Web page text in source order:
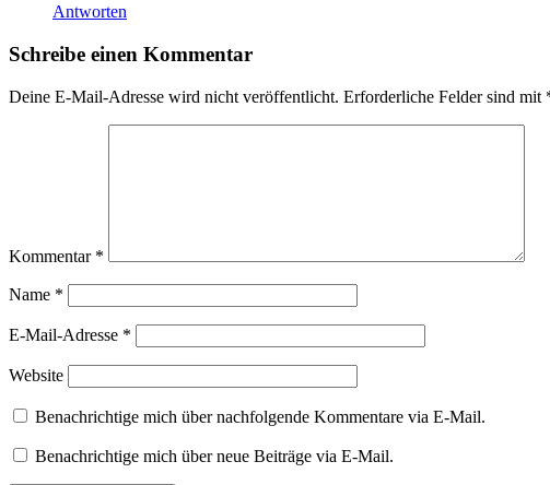
Antworten
Schreibe einen Kommentar
Deine E-Mail-Adresse wird nicht veröffentlicht. Erforderliche Felder sind mit
Kommentar *
Name *
E-Mail-Adresse *
Website
Benachrichtige mich über nachfolgende Kommentare via E-Mail.
Benachrichtige mich über neue Beiträge via E-Mail.